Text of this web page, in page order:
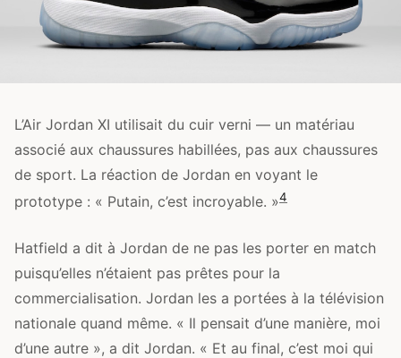
L’Air Jordan XI utilisait du cuir verni — un matériau
associé aux chaussures habillées, pas aux chaussures
de sport. La réaction de Jordan en voyant le
prototype : « Putain, c’est incroyable. »4
Hatfield a dit à Jordan de ne pas les porter en match
puisqu’elles n’étaient pas prêtes pour la
commercialisation. Jordan les a portées à la télévision
nationale quand même. « Il pensait d’une manière, moi
d’une autre », a dit Jordan. « Et au final, c’est moi qui